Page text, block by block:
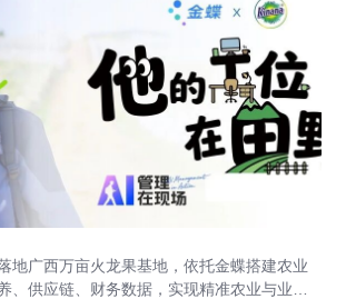
地广西万亩火龙果基地，依托金蝶搭建农业
、供应链、财务数据，实现精准农业与业财